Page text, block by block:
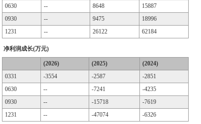
0630
-- 8648
15887
0930
-- 9475
18996
1231
-- 26122 62184
净利润成长(万元)
(2026) (2025)
(2024)
0331
-3554 -2587
-2851
0630
-- -7241
-4235
0930
-- -15718
-7619
1231
-- -47074 -6326